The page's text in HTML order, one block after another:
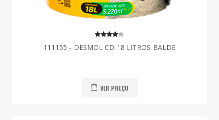
111155 - DESMOL CD 18 LITROS BALDE
VER PREÇO